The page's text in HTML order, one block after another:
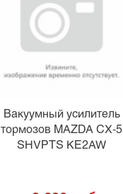
Вакуумный усилитель
тормозов MAZDA CX-5
SHVPTS KE2AW